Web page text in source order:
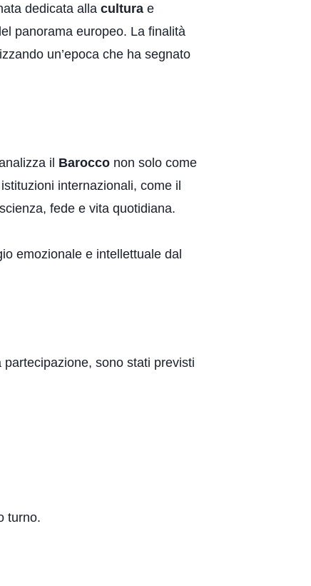
dedicata alla cultura e
panorama europeo. La finalità
un’epoca che ha segnato
il Barocco non solo come
internazionali, come il
fede e vita quotidiana.
emozionale e intellettuale dal
sono stati previsti
turno.